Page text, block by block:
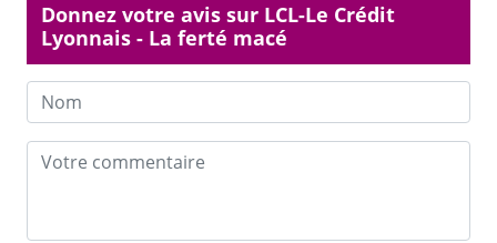
Donnez votre avis sur LCL-Le Crédit
Lyonnais - La ferté macé